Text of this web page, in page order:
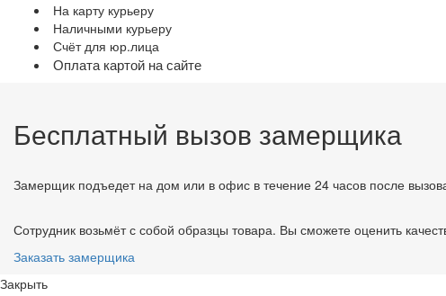
На карту курьеру
Наличными курьеру
Счёт для юр.лица
Оплата картой на сайте
Бесплатный вызов замерщика
Замерщик подъедет на дом или в офис в течение 24 часов после
Сотрудник возьмёт с собой образцы товара. Вы сможете оценить
Заказать замерщика
Закрыть